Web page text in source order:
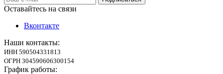
Оставайтесь на связи
Вконтакте
Наши контакты:
ИНН 590504331813
ОГРН 304590606300154
График работы: